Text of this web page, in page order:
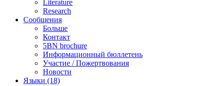
Literature
Research
Сообщения
Больше
Контакт
5BN brochure
Информационный бюллетень
Участие / Пожертвования
Новости
Языки (18)